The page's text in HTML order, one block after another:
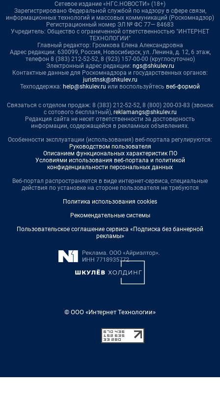
Сетевое издание «НГС.НОВОСТИ» (18+)
Зарегистрировано Федеральной службой по надзору в сфере связи,
информационных технологий и массовых коммуникаций (Роскомнадзор)
Регистрационный номер ЭЛ № ФС 77— 84683
Учредитель: Общество с ограниченной ответственностью "ИНТЕРНЕТ
ТЕХНОЛОГИИ"
Главный редактор: Громкова Елена Александровна
Адрес редакции: 630099, Россия, Новосибирск, ул. Ленина, д. 12, 6 этаж,
телефон 8 (383) 212-52-52, 8 (923) 157-00-00 (круглосуточно)
Электронный адрес редакции: ngs@shkulev.ru
Контактные данные для Роскомнадзора и государственных органов:
juristnsk@shkulev.ru
Техподдержка: help@shkulev.ru или воспользуйтесь веб-формой
Связаться с отделом продаж: 8 (383) 212-52-52, 8 (800) 200-03-83 (звонок
с сотового бесплатный), reklamangs@shkulev.ru
Редакция сайта не несет ответственности за достоверность
информации, содержащейся в рекламных объявлениях.
Особенности эксплуатации (использования) веб-портала регулируются:
Руководством пользователя
Описанием функциональных характеристик ПО
Условиями использования веб-портала и политикой
конфиденциальности персональных данных
Веб-портал распространяется в виде интернет-сервиса, специальные
действия по установке на стороне пользователя не требуются
Политика использования cookies
Рекомендательные системы
Пользовательское соглашение сервиса «Подписка без баннерной
рекламы»
© ООО «Интернет Технологии»